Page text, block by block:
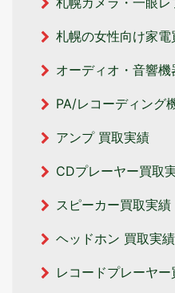
札幌の女性向け家
オーディオ・音響機
PA/レコーディング
アンプ 買取実績
CDプレーヤー買取
スピーカー買取実績
ヘッドホン 買取実績
レコードプレーヤ